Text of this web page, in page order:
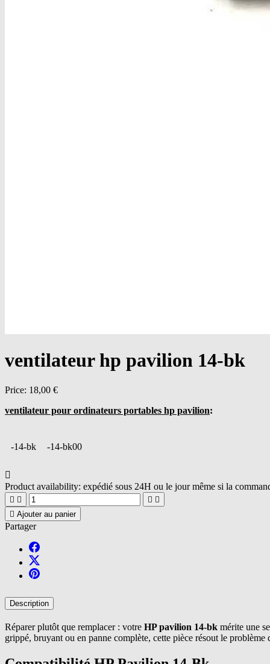
ventilateur hp pavilion 14-bk
Price: 18,00 €
ventilateur pour ordinateurs portables hp pavilion:
-14-bk -14-bk00

Product availability: expédié sous 24H ou le jour même si la
   
 Ajouter au panier
Partager
Description
Réparer plutôt que remplacer : votre HP pavilion 14-bk mérite une
grippé, bruyant ou en panne complète, cette pièce résout le